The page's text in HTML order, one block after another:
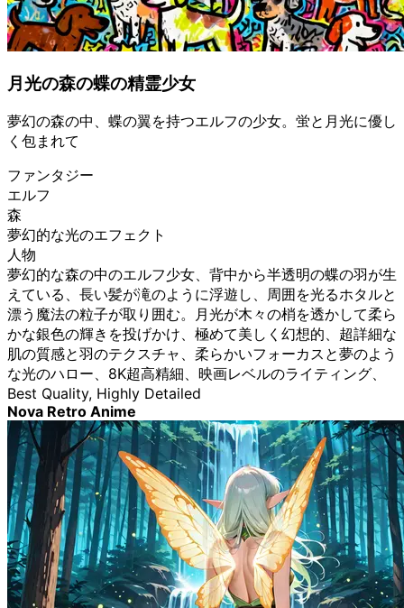
月光の森の蝶の精霊少女
夢幻の森の中、蝶の翼を持つエルフの少女。蛍と月光に優し
く包まれて
ファンタジー
エルフ
森
夢幻的な光のエフェクト
人物
夢幻的な森の中のエルフ少女、背中から半透明の蝶の羽が生
えている、長い髪が滝のように浮遊し、周囲を光るホタルと
漂う魔法の粒子が取り囲む。月光が木々の梢を透かして柔ら
かな銀色の輝きを投げかけ、極めて美しく幻想的、超詳細な
肌の質感と羽のテクスチャ、柔らかいフォーカスと夢のよう
な光のハロー、8K超高精細、映画レベルのライティング、
Best Quality, Highly Detailed
Nova Retro Anime